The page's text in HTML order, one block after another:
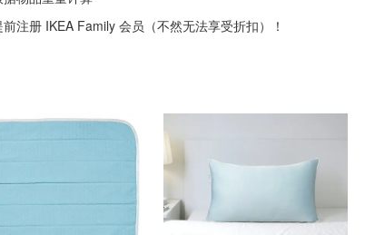
注册 IKEA Family 会员（不然无法享受折扣）！